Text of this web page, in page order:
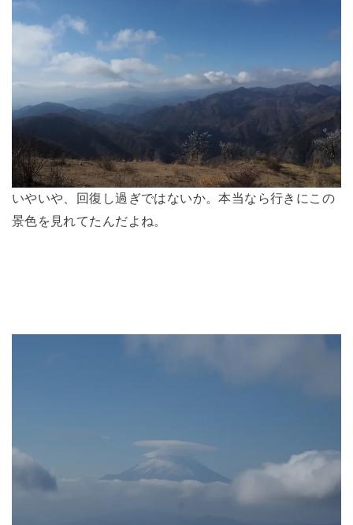
いやいや、回復し過ぎではないか。本当なら行きにこの
景色を見れてたんだよね。